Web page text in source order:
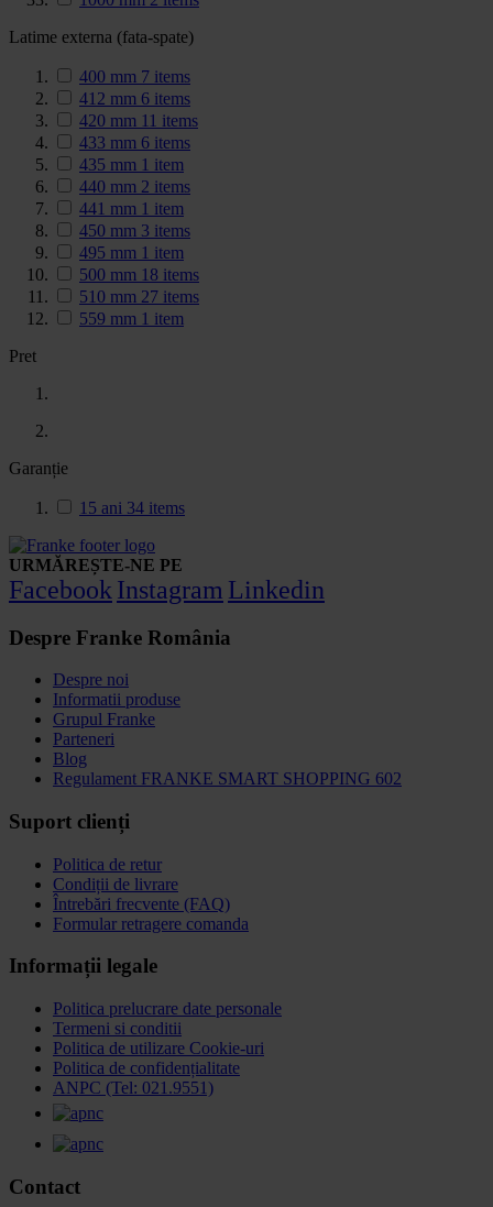
Latime externa (fata-spate)
400 mm 7 items
412 mm 6 items
420 mm 11 items
433 mm 6 items
435 mm 1 item
440 mm 2 items
441 mm 1 item
450 mm 3 items
495 mm 1 item
500 mm 18 items
510 mm 27 items
559 mm 1 item
Pret
Garanție
15 ani 34 items
URMĂREȘTE-NE PE
Facebook Instagram Linkedin
Despre Franke România
Despre noi
Informatii produse
Grupul Franke
Parteneri
Blog
Regulament FRANKE SMART SHOPPING 602
Suport clienți
Politica de retur
Condiții de livrare
Întrebări frecvente (FAQ)
Formular retragere comanda
Informații legale
Politica prelucrare date personale
Termeni si conditii
Politica de utilizare Cookie-uri
Politica de confidențialitate
ANPC (Tel: 021.9551)
Contact